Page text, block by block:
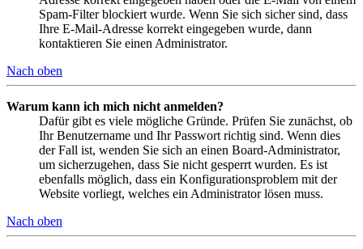
Spam-Filter blockiert wurde. Wenn Sie sich sicher sind, dass
Ihre E-Mail-Adresse korrekt eingegeben wurde, dann
kontaktieren Sie einen Administrator.
Nach oben
Warum kann ich mich nicht anmelden?
Dafür gibt es viele mögliche Gründe. Prüfen Sie zunächst, ob
Ihr Benutzername und Ihr Passwort richtig sind. Wenn dies
der Fall ist, wenden Sie sich an einen Board-Administrator,
um sicherzugehen, dass Sie nicht gesperrt wurden. Es ist
ebenfalls möglich, dass ein Konfigurationsproblem mit der
Website vorliegt, welches ein Administrator lösen muss.
Nach oben